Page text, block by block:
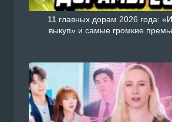
11 главных дорам 2026 года:
выкуп» и самые громкие